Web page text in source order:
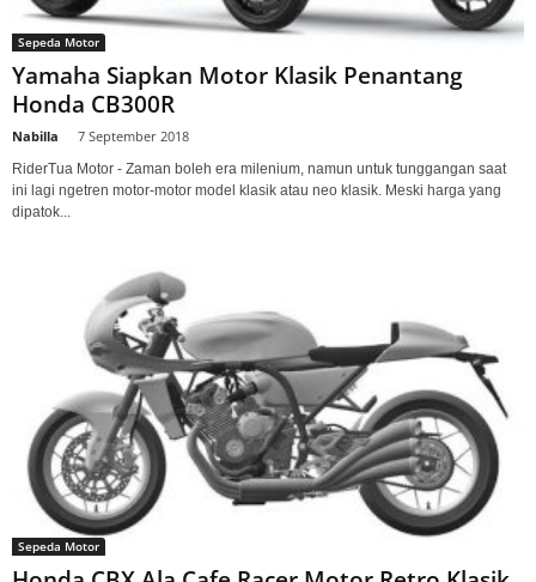
Sepeda Motor
Yamaha Siapkan Motor Klasik Penantang
Honda CB300R
Nabilla 7 September 2018
RiderTua Motor - Zaman boleh era milenium, namun untuk tunggangan saat
ini lagi ngetren motor-motor model klasik atau neo klasik. Meski harga yang
dipatok...
Sepeda Motor